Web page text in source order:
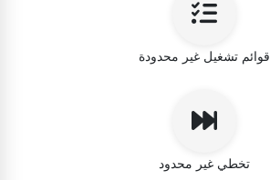
قوائم تشغيل غير محدودة
تخطي غير محدود